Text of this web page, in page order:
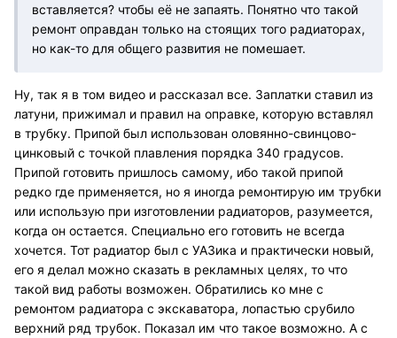
вставляется? чтобы её не запаять. Понятно что такой
ремонт оправдан только на стоящих того радиаторах,
но как-то для общего развития не помешает.
Ну, так я в том видео и рассказал все. Заплатки ставил из
латуни, прижимал и правил на оправке, которую вставлял
в трубку. Припой был использован оловянно-свинцово-
цинковый с точкой плавления порядка 340 градусов.
Припой готовить пришлось самому, ибо такой припой
редко где применяется, но я иногда ремонтирую им трубки
или использую при изготовлении радиаторов, разумеется,
когда он остается. Специально его готовить не всегда
хочется. Тот радиатор был с УАЗика и практически новый,
его я делал можно сказать в рекламных целях, то что
такой вид работы возможен. Обратились ко мне с
ремонтом радиатора с экскаватора, лопастью срубило
верхний ряд трубок. Показал им что такое возможно. А с